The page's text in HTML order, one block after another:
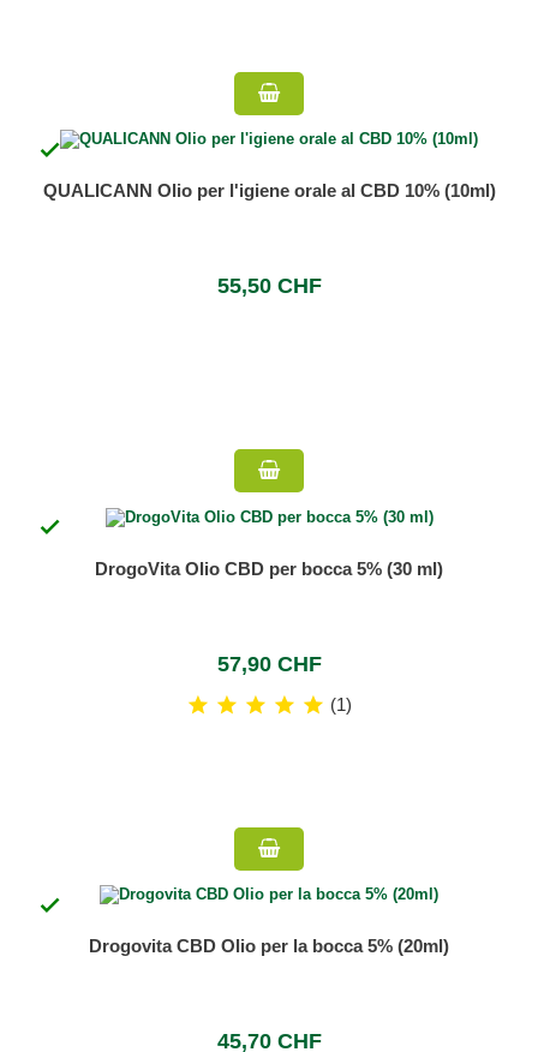

QUALICANN Olio per l'igiene orale al CBD 10% (10ml)
55,50 CHF

DrogoVita Olio CBD per bocca 5% (30 ml)
57,90 CHF
(1)

Drogovita CBD Olio per la bocca 5% (20ml)
45,70 CHF